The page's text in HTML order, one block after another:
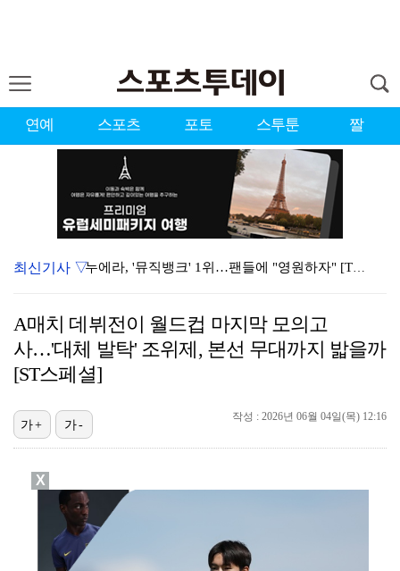
연예 스포츠 포토 스투툰 짤
누에라, '뮤직뱅크' 1위…팬들에 "영원하자" [TV캡…
최신기사 ▽
A매치 데뷔전이 월드컵 마지막 모의고
사…'대체 발탁' 조위제, 본선 무대까지 밟을까
[ST스페셜]
작성 : 2026년 06월 04일(목) 12:16
가+ 가-
X